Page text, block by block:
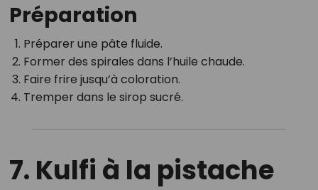
Préparation
Préparer une pâte fluide.
Former des spirales dans l’huile chaude.
Faire frire jusqu’à coloration.
Tremper dans le sirop sucré.
7. Kulfi à la pistache